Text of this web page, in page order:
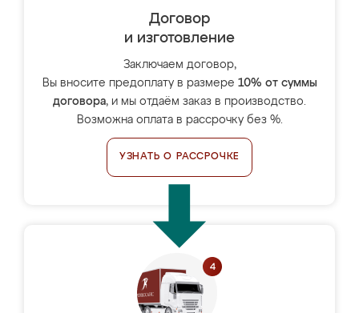
Договор
и изготовление
Заключаем договор,
Вы вносите предоплату в размере 10% от суммы
договора, и мы отдаём заказ в производство.
Возможна оплата в рассрочку без %.
УЗНАТЬ О РАССРОЧКЕ